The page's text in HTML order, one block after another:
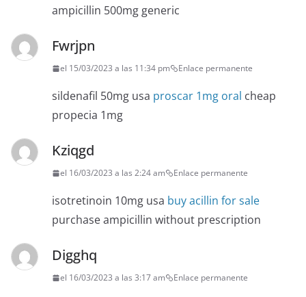
ampicillin 500mg generic
Fwrjpn
el 15/03/2023 a las 11:34 pm Enlace permanente
sildenafil 50mg usa proscar 1mg oral cheap
propecia 1mg
Kziqgd
el 16/03/2023 a las 2:24 am Enlace permanente
isotretinoin 10mg usa buy acillin for sale
purchase ampicillin without prescription
Digghq
el 16/03/2023 a las 3:17 am Enlace permanente